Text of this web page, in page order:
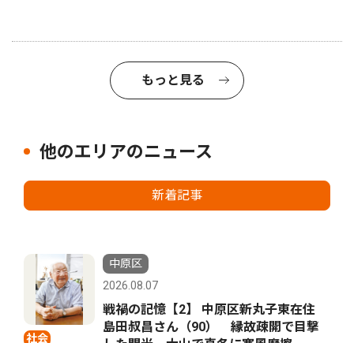
もっと見る
他のエリアのニュース
新着記事
社会
中原区
2026.08.07
戦禍の記憶【2】 中原区新丸子東在住
島田叔昌さん（90） 縁故疎開で目撃